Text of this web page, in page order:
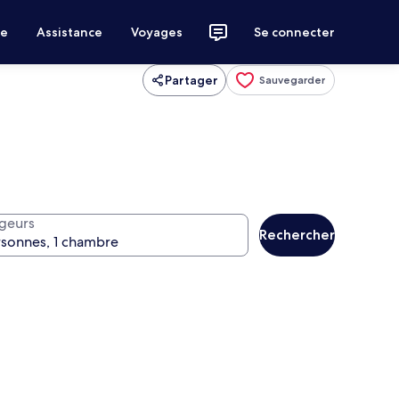
Assistance Voyages Se connecter
Partager Sauvegarder
Rechercher